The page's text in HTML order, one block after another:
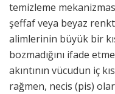
temizleme
şeffaf veya beyaz
alimlerinin büyük bir
bozmadığını ifade
akıntının vücudun iç
rağmen, necis (pis)